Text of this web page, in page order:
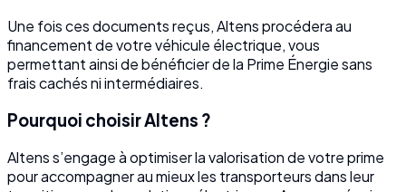
Une fois ces documents reçus, Altens procédera au
financement de votre véhicule électrique, vous
permettant ainsi de bénéficier de la Prime Énergie sans
frais cachés ni intermédiaires.
Pourquoi choisir Altens ?
Altens s’engage à optimiser la valorisation de votre prime
pour accompagner au mieux les transporteurs dans leur